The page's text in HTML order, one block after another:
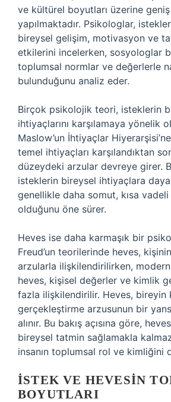
ve kültürel boyutları üzerine
yapılmaktadır. Psikologlar,
bireysel gelişim, motivasyon ve
etkilerini incelerken, sosyologlar
toplumsal normlar ve değerlerle
bulunduğunu analiz eder.
Birçok psikolojik teori, isteklerin
ihtiyaçlarını karşılamaya yönelik
Maslow’un İhtiyaçlar
temel ihtiyaçları karşılandıktan
düzeydeki arzular devreye girer.
isteklerin bireysel ihtiyaçlara
genellikle daha somut, kısa
olduğunu öne sürer.
Heves ise daha karmaşık bir
Freud’un teorilerinde heves,
arzularla ilişkilendirilirken,
heves, kişisel değerler ve kimlik
fazla ilişkilendirilir. Heves, bireyin
gerçekleştirme arzusunun bir
alınır. Bu bakış açısına göre,
bireysel tatmin sağlamakla
insanın toplumsal rol ve kimliğini
İSTEK VE HEVESIN
BOYUTLARI